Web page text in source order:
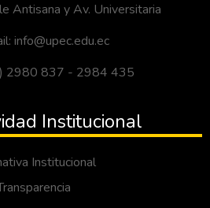
Antisana y Av. Universitaria
info@upec.edu.ec
2980 837 - 2984 435
Institucional
Institucional